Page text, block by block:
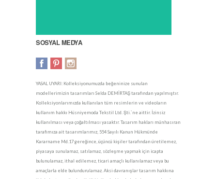
SOSYAL MEDYA
YASAL UYARI: Kolleksiyonumuzda beğeninize sunulan
modellerimizin tasarımları Selda DEMİRTAŞ tarafından yapılmıştır.
Kolleksiyonlarımızda kullanılan tüm resimlerin ve videoların
kullanım hakkı Hüsniyemoda Tekstil Ltd. Şti.`ne aittir. İzinsiz
kullanılması veya çoğaltılması yasaktır. Tasarım hakları münhasıran
tarafımıza ait tasarımlarımız, 554 Sayılı Kanun Hükmünde
Kararname Md.17 gereğince, üçüncü kişiler tarafından üretilemez,
piyasaya sunulamaz, satılamaz, sözleşme yapmak için icapta
bulunulamaz, ithal edilemez, ticari amaçlı kullanılamaz veya bu
amaçlarla elde bulundurulamaz. Aksi davranışlar tasarım hakkına